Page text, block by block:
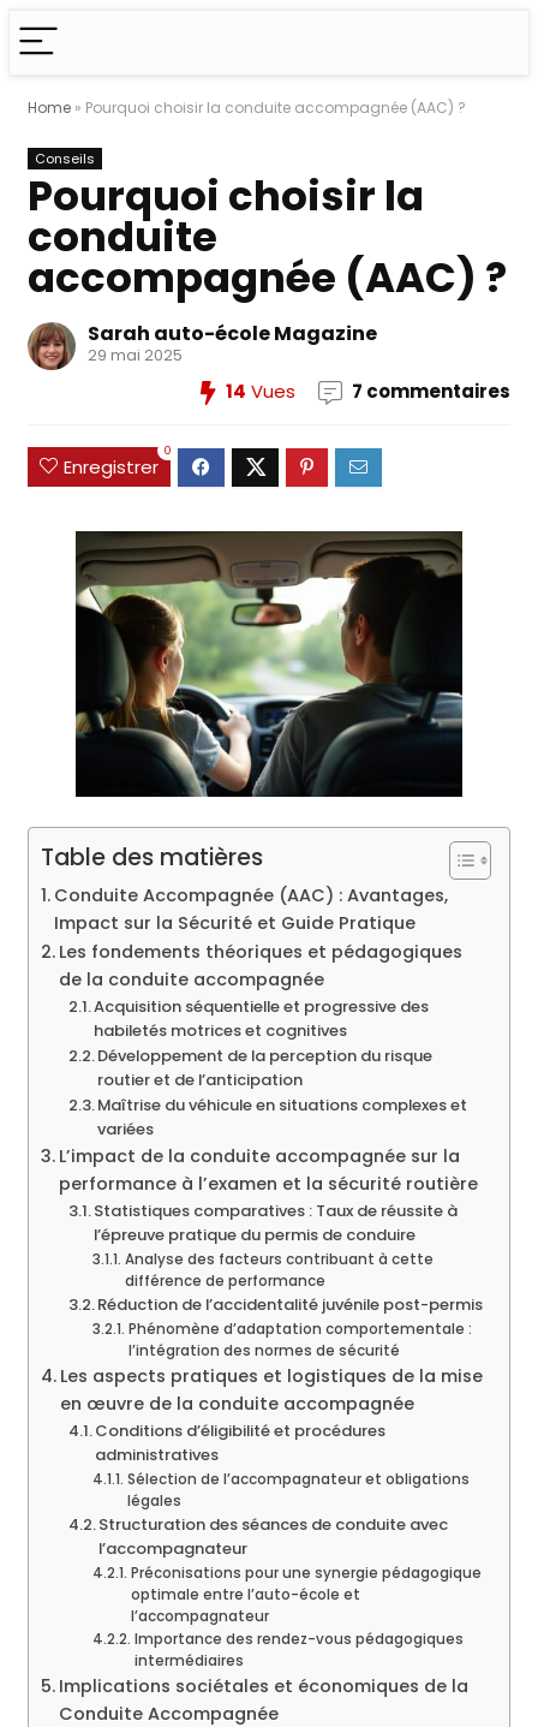
Home » Pourquoi choisir la conduite accompagnée (AAC) ?
Conseils
Pourquoi choisir la
conduite
accompagnée (AAC) ?
Sarah auto-école Magazine
29 mai 2025
14 Vues 7 commentaires
Enregistrer
0
Table des matières
Conduite Accompagnée (AAC) : Avantages,
Impact sur la Sécurité et Guide Pratique
Les fondements théoriques et pédagogiques
de la conduite accompagnée
Acquisition séquentielle et progressive des
habiletés motrices et cognitives
Développement de la perception du risque
routier et de l’anticipation
Maîtrise du véhicule en situations complexes et
variées
L’impact de la conduite accompagnée sur la
performance à l’examen et la sécurité routière
Statistiques comparatives : Taux de réussite à
l’épreuve pratique du permis de conduire
Analyse des facteurs contribuant à cette
différence de performance
Réduction de l’accidentalité juvénile post-permis
Phénomène d’adaptation comportementale :
l’intégration des normes de sécurité
Les aspects pratiques et logistiques de la mise
en œuvre de la conduite accompagnée
Conditions d’éligibilité et procédures
administratives
Sélection de l’accompagnateur et obligations
légales
Structuration des séances de conduite avec
l’accompagnateur
Préconisations pour une synergie pédagogique
optimale entre l’auto-école et
l’accompagnateur
Importance des rendez-vous pédagogiques
intermédiaires
Implications sociétales et économiques de la
Conduite Accompagnée